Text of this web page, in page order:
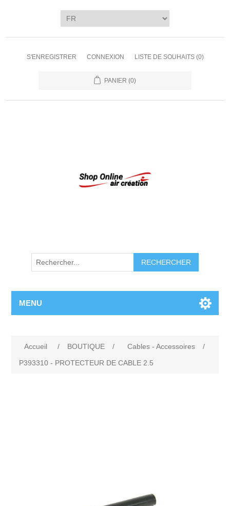
S'ENREGISTRER CONNEXION LISTE DE SOUHAITS (0)
PANIER (0)
RECHERCHER
MENU
Accueil / BOUTIQUE / Cables - Accessoires
/
P393310 - PROTECTEUR DE CABLE 2.5